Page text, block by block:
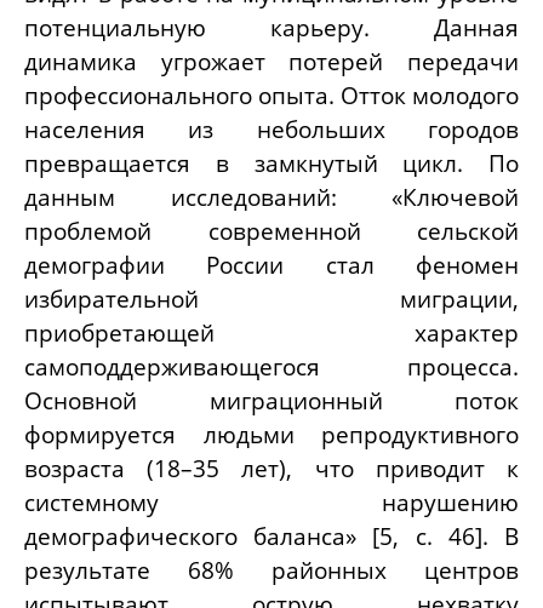
потенциальную карьеру. Данная
динамика угрожает потерей передачи
профессионального опыта. Отток молодого
населения из небольших городов
превращается в замкнутый цикл. По
данным исследований: «Ключевой
проблемой современной сельской
демографии России стал феномен
избирательной миграции,
приобретающей характер
самоподдерживающегося процесса.
Основной миграционный поток
формируется людьми репродуктивного
возраста (18–35 лет), что приводит к
системному нарушению
демографического баланса» [5, c. 46]. В
результате 68% районных центров